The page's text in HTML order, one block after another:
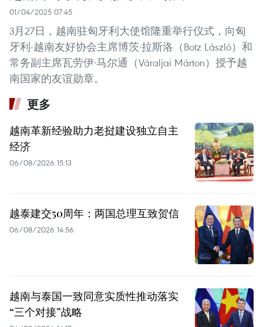
01/04/2025 07:45
3月27日，越南驻匈牙利大使馆隆重举行仪式，向匈
牙利-越南友好协会主席博茨·拉斯洛（Botz László）和
常务副主席瓦劳伊·马尔通（Váraljai Márton）授予越
南国家的友谊勋章。
更多
越南革新经验助力老挝建设独立自主
经济
06/08/2026 15:13
越泰建交50周年：两国总理互致贺信
06/08/2026 14:56
越南与泰国一致同意实质性推动落实
“三个对接”战略